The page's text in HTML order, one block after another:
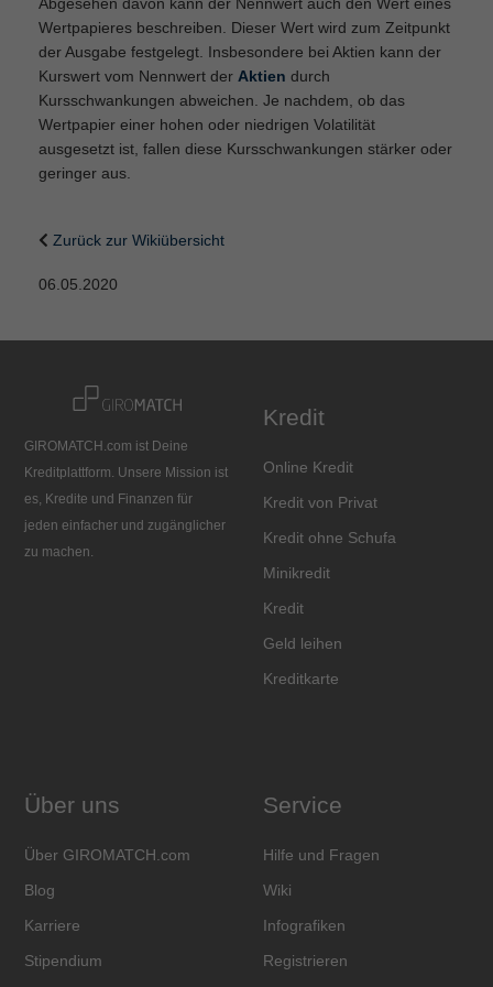
Wertpapieres beschreiben. Dieser Wert wird zum Zeitpunkt
der Ausgabe festgelegt. Insbesondere bei Aktien kann der
Kurswert vom Nennwert der Aktien durch
Kursschwankungen abweichen. Je nachdem, ob das
Wertpapier einer hohen oder niedrigen Volatilität
ausgesetzt ist, fallen diese Kursschwankungen stärker oder
geringer aus.
Zurück zur Wikiübersicht
06.05.2020
GIROMATCH.com ist Deine
Kreditplattform. Unsere Mission ist
es, Kredite und Finanzen für
jeden einfacher und zugänglicher
zu machen.
Kredit
Online Kredit
Kredit von Privat
Kredit ohne Schufa
Minikredit
Kredit
Geld leihen
Kreditkarte
Über uns
Über GIROMATCH.com
Blog
Karriere
Stipendium
Service
Hilfe und Fragen
Wiki
Infografiken
Registrieren